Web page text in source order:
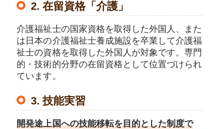
2. 在留資格「介護」
介護福祉士の国家資格を取得した外国人、また
は日本の介護福祉士養成施設を卒業して介護福
祉士の資格を取得した外国人が対象です。専門
的・技術的分野の在留資格として位置づけられ
ています。
3. 技能実習
開発途上国への技能移転を目的とした制度で